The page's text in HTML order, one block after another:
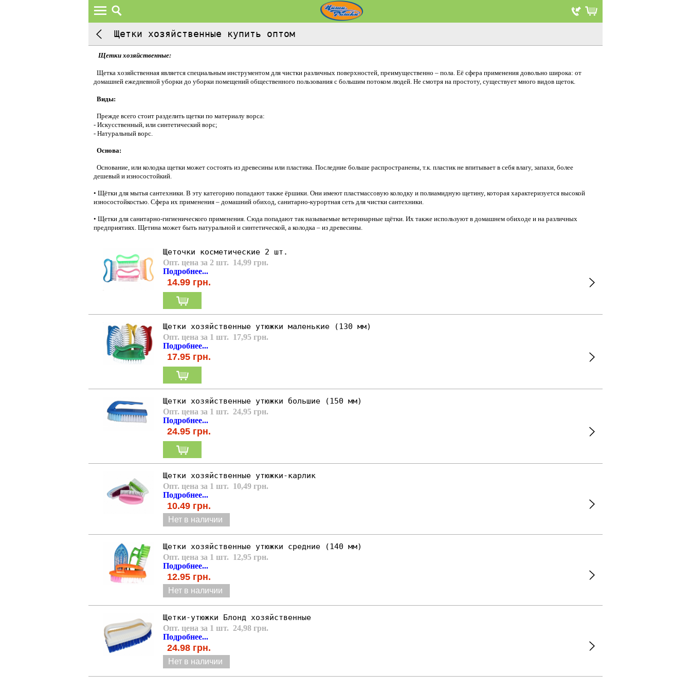
Щетки хозяйственные купить оптом
Щетки хозяйственные:
Щетка хозяйственная является специальным инструментом для чистки различных поверхностей, преимущественно – пола. Её сфера применения довольно широка: от
домашней ежедневной уборки до уборки помещений общественного пользования с большим потоком людей. Не смотря на простоту, существует много видов щеток.
Виды:
Прежде всего стоит разделить щетки по материалу ворса:
- Искусственный, или синтетический ворс;
- Натуральный ворс.
Основа:
Основание, или колодка щетки может состоять из древесины или пластика. Последние больше распространены, т.к. пластик не впитывает в себя влагу, запахи, более
дешевый и износостойкий.
• Щётки для мытья сантехники. В эту категорию попадают также ёршики. Они имеют пластмассовую колодку и полиамидную щетину, которая характеризуется высокой
износостойкостью. Сфера их применения – домашний обиход, санитарно-курортная сеть для чистки сантехники.
• Щетки для санитарно-гигиенического применения. Сюда попадают так называемые ветеринарные щётки. Их также используют в домашнем обиходе и на различных
предприятиях. Щетина может быть натуральной и синтетической, а колодка – из древесины.
Щеточки косметические 2 шт.
Опт. цена за 2 шт. 14,99 грн.
Подробнее...
14.99 грн.
Щетки хозяйственные утюжки маленькие (130 мм)
Опт. цена за 1 шт. 17,95 грн.
Подробнее...
17.95 грн.
Щетки хозяйственные утюжки большие (150 мм)
Опт. цена за 1 шт. 24,95 грн.
Подробнее...
24.95 грн.
Щетки хозяйственные утюжки-карлик
Опт. цена за 1 шт. 10,49 грн.
Подробнее...
10.49 грн.
Нет в наличии
Щетки хозяйственные утюжки средние (140 мм)
Опт. цена за 1 шт. 12,95 грн.
Подробнее...
12.95 грн.
Нет в наличии
Щетки-утюжки Блонд хозяйственные
Опт. цена за 1 шт. 24,98 грн.
Подробнее...
24.98 грн.
Нет в наличии